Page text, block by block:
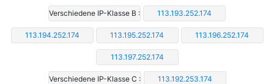
Verschiedene IP-Klasse B : 113.193.252.174
113.194.252.174 113.195.252.174 113.196.252.174
113.197.252.174
Verschiedene IP-Klasse C : 113.192.253.174